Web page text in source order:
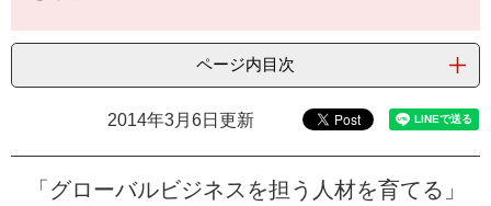
o
すべて ページ PDF
ページ内目次
2014年3月6日更新
「グローバルビジネスを担う人材を育てる」